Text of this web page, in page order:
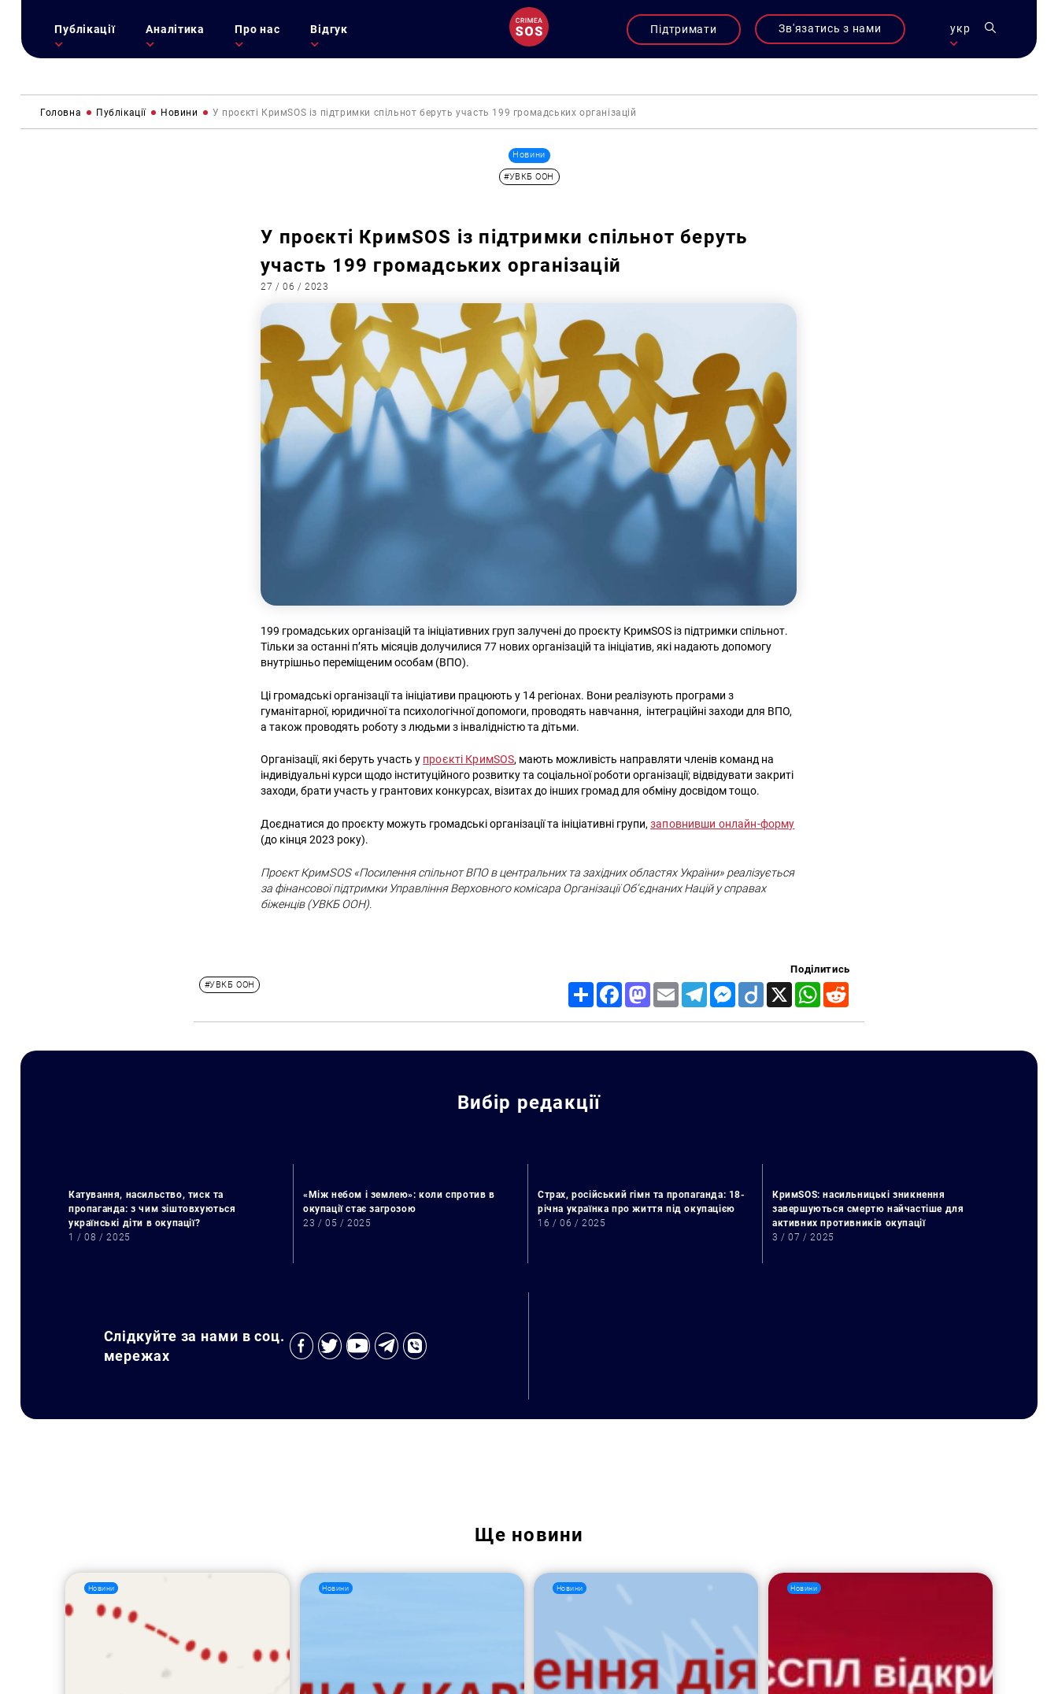
Публікації Аналітика Про нас Відгук Підтримати Зв'язатись з нами укр
Головна Публікації Новини У проєкті КримSOS із підтримки спільнот беруть участь 199 громадських організацій
Новини
#УВКБ ООН
У проєкті КримSOS із підтримки спільнот беруть
участь 199 громадських організацій
27 / 06 / 2023
199 громадських організацій та ініціативних груп залучені до проєкту КримSOS із підтримки спільнот.
Тільки за останні п’ять місяців долучилися 77 нових організацій та ініціатив, які надають допомогу
внутрішньо переміщеним особам (ВПО).
Ці громадські організації та ініціативи працюють у 14 регіонах. Вони реалізують програми з
гуманітарної, юридичної та психологічної допомоги, проводять навчання, інтеграційні заходи для ВПО,
а також проводять роботу з людьми з інвалідністю та дітьми.
Організації, які беруть участь у проєкті КримSOS, мають можливість направляти членів команд на
індивідуальні курси щодо інституційного розвитку та соціальної роботи організації; відвідувати закриті
заходи, брати участь у грантових конкурсах, візитах до інших громад для обміну досвідом тощо.
Доєднатися до проєкту можуть громадські організації та ініціативні групи,заповнивши онлайн-форму
(до кінця 2023 року).
Проєкт КримSOS «Посилення спільнот ВПО в центральних та західних областях України» реалізується
за фінансової підтримки Управління Верховного комісара Організації Об’єднаних Націй у справах
біженців (УВКБ ООН).
#УВКБ ООН
Поділитись
Share FacebookMastodon
Email TelegramMessenger
Diigo X WhatsApp
Вибір редакції
Катування, насильство, тиск та
пропаганда: з чим зіштовхуються
українські діти в окупації?
1 / 08 / 2025
«Між небом і землею»: коли спротив в
окупації стає загрозою
23 / 05 / 2025
Страх, російський гімн та пропаганда: 18-
річна українка про життя під окупацією
16 / 06 / 2025
КримSOS: насильницькі зникнення
завершуються смертю найчастіше для
активних противників окупації
3 / 07 / 2025
Слідкуйте за нами в соц.
мережах
Ще новини
Новини Новини Новини Новини